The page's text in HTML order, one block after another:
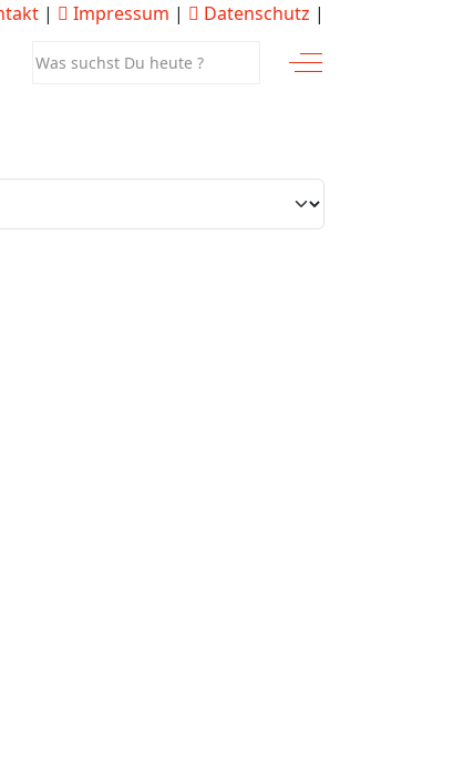
| Impressum | Datenschutz |
Off-Canvas Toggle